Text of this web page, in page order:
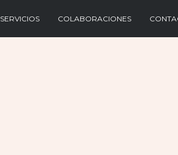
SERVICIOS COLABORACIONES